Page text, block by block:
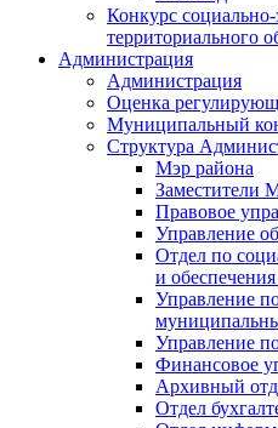
Конкурс
территориального
Администрация
Администрация
Оценка
Муниципальный
Структура
Мэр района
Заместители
Правовое
Управление
Отдел по
и
Управление
Управление
Финансовое
Архивный
Отдел